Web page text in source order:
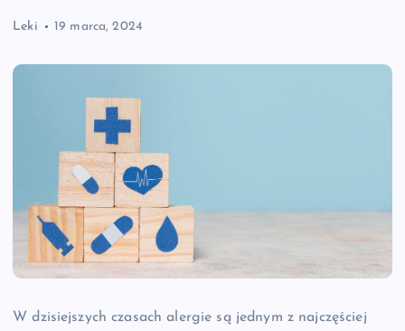
Leki 19 marca, 2024
W dzisiejszych czasach alergie są jednym z najczęściej